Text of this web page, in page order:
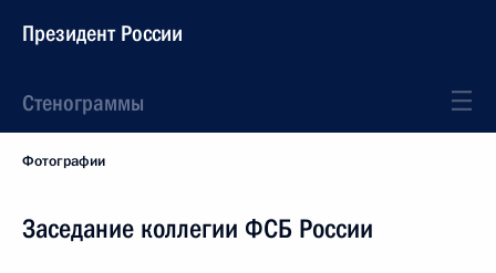
Президент России
Стенограммы
Фотографии
Заседание коллегии ФСБ России